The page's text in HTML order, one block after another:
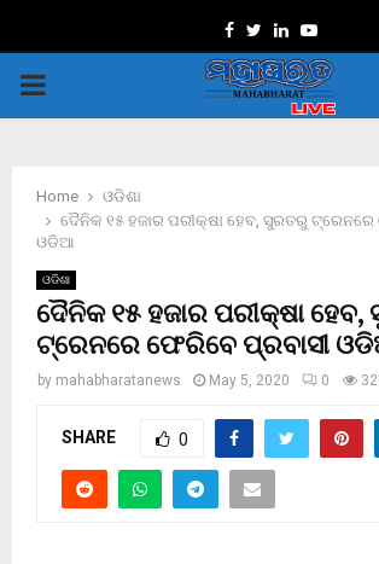
Facebook
TwitterLinkedinYoutube
PRIMARY
Home
ଓଡିଶା
ଦୈନିକ ୧୫ ହଜାର ପରୀକ୍ଷା ହେବ, ସୁରତରୁ ଟ୍ରେନରେ
ଓଡିଆ
ଓଡିଶା
ଦୈନିକ ୧୫ ହଜାର ପରୀକ୍ଷା
ଟ୍ରେନରେ ଫେରିବେ ପ୍ରବାସୀ
by mahabharatanews May 5, 2020 0
SHARE 0